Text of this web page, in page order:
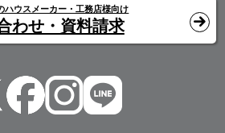
ハウスメーカー・工務店様向け
わせ・資料請求